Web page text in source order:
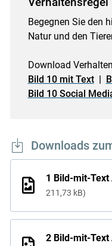
Begegnen Sie den
Natur und den
Download
Bild 10 mit Text|
Bild 10 Social
Downloads
1 Bild-mit-
211,73 kB
2 Bild-mit-